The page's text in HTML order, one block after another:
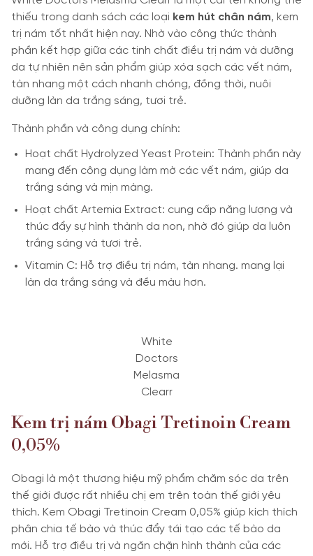
thiếu trong danh sách các loại kem hút chân nám, kem
trị nám tốt nhất hiện nay. Nhờ vào công thức thành
phần kết hợp giữa các tinh chất điều trị nám và dưỡng
da tự nhiên nên sản phẩm giúp xóa sạch các vết nám,
tàn nhang một cách nhanh chóng, đồng thời, nuôi
dưỡng làn da trắng sáng, tươi trẻ.
Thành phần và công dụng chính:
Hoạt chất Hydrolyzed Yeast Protein: Thành phần này
mang đến công dụng làm mờ các vết nám, giúp da
trắng sáng và mịn màng.
Hoạt chất Artemia Extract: cung cấp năng lượng và
thúc đẩy sự hình thành da non, nhờ đó giúp da luôn
trắng sáng và tươi trẻ.
Vitamin C: Hỗ trợ điều trị nám, tàn nhang. mang lại
làn da trắng sáng và đều màu hơn.
White
Doctors
Melasma
Clearr
Kem trị nám Obagi Tretinoin Cream
0,05%
Obagi là một thương hiệu mỹ phẩm chăm sóc da trên
thế giới được rất nhiều chị em trên toàn thế giới yêu
thích. Kem Obagi Tretinoin Cream 0,05% giúp kích thích
phân chia tế bào và thúc đẩy tái tạo các tế bào da
mới. Hỗ trợ điều trị và ngăn chặn hình thành của các